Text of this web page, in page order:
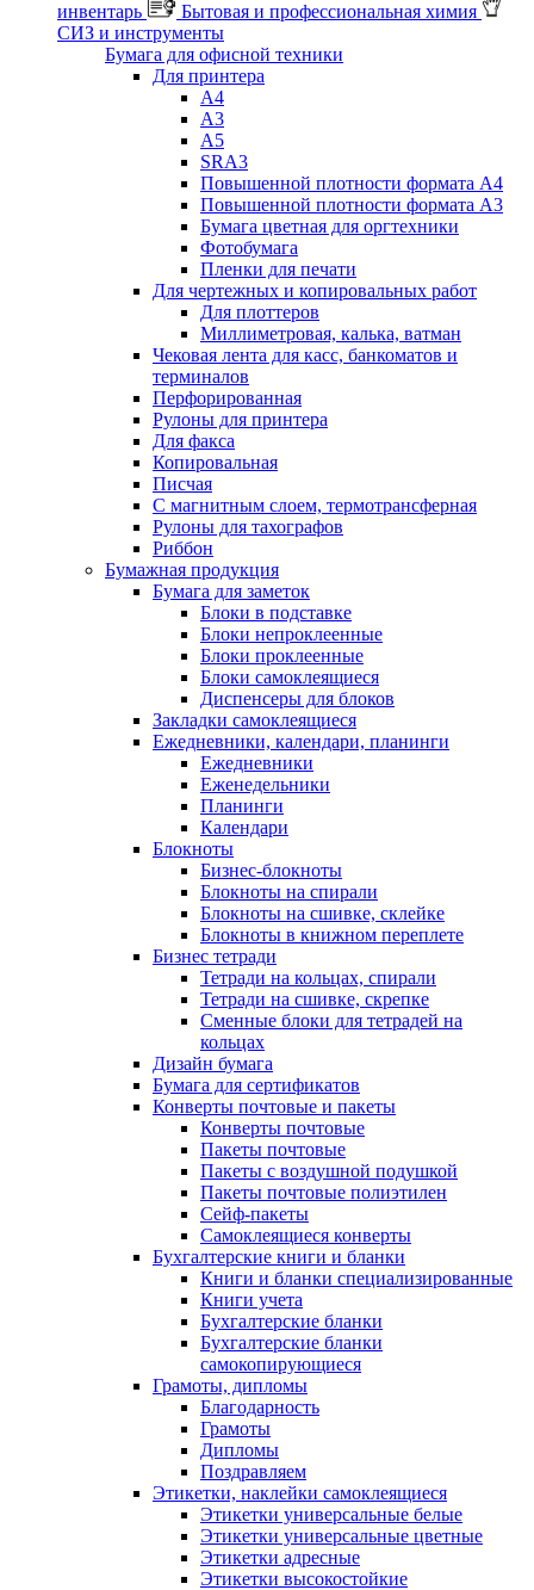
инвентарь
Бытовая и профессиональная химия
СИЗ и инструменты
Бумага для офисной техники
Для принтера
А4
А3
А5
SRA3
Повышенной плотности формата А4
Повышенной плотности формата А3
Бумага цветная для оргтехники
Фотобумага
Пленки для печати
Для чертежных и копировальных работ
Для плоттеров
Миллиметровая, калька, ватман
Чековая лента для касс, банкоматов и
терминалов
Перфорированная
Рулоны для принтера
Для факса
Копировальная
Писчая
С магнитным слоем, термотрансферная
Рулоны для тахографов
Риббон
Бумажная продукция
Бумага для заметок
Блоки в подставке
Блоки непроклеенные
Блоки проклеенные
Блоки самоклеящиеся
Диспенсеры для блоков
Закладки самоклеящиеся
Ежедневники, календари, планинги
Ежедневники
Еженедельники
Планинги
Календари
Блокноты
Бизнес-блокноты
Блокноты на спирали
Блокноты на сшивке, склейке
Блокноты в книжном переплете
Бизнес тетради
Тетради на кольцах, спирали
Тетради на сшивке, скрепке
Сменные блоки для тетрадей на
кольцах
Дизайн бумага
Бумага для сертификатов
Конверты почтовые и пакеты
Конверты почтовые
Пакеты почтовые
Пакеты с воздушной подушкой
Пакеты почтовые полиэтилен
Сейф-пакеты
Самоклеящиеся конверты
Бухгалтерские книги и бланки
Книги и бланки специализированные
Книги учета
Бухгалтерские бланки
Бухгалтерские бланки
самокопирующиеся
Грамоты, дипломы
Благодарность
Грамоты
Дипломы
Поздравляем
Этикетки, наклейки самоклеящиеся
Этикетки универсальные белые
Этикетки универсальные цветные
Этикетки адресные
Этикетки высокостойкие